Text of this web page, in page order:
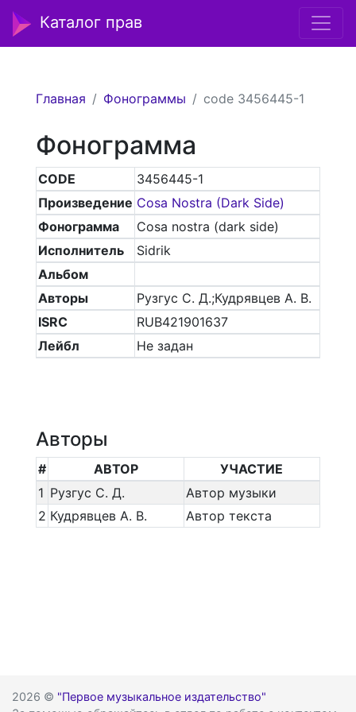
Каталог прав
Главная Фонограммы code 3456445-1
Фонограмма
CODE
3456445-1
Произведение Cosa Nostra (Dark Side)
Фонограмма
Cosa nostra (dark side)
Исполнитель
Sidrik
Альбом
Авторы
Рузгус С. Д.;Кудрявцев А. В.
ISRC
RUB421901637
Лейбл
Не задан
Авторы
# АВТОР
УЧАСТИЕ
1 Рузгус С. Д.
Автор музыки
2 Кудрявцев А. В. Автор текста
2026 © "Первое музыкальное издательство"